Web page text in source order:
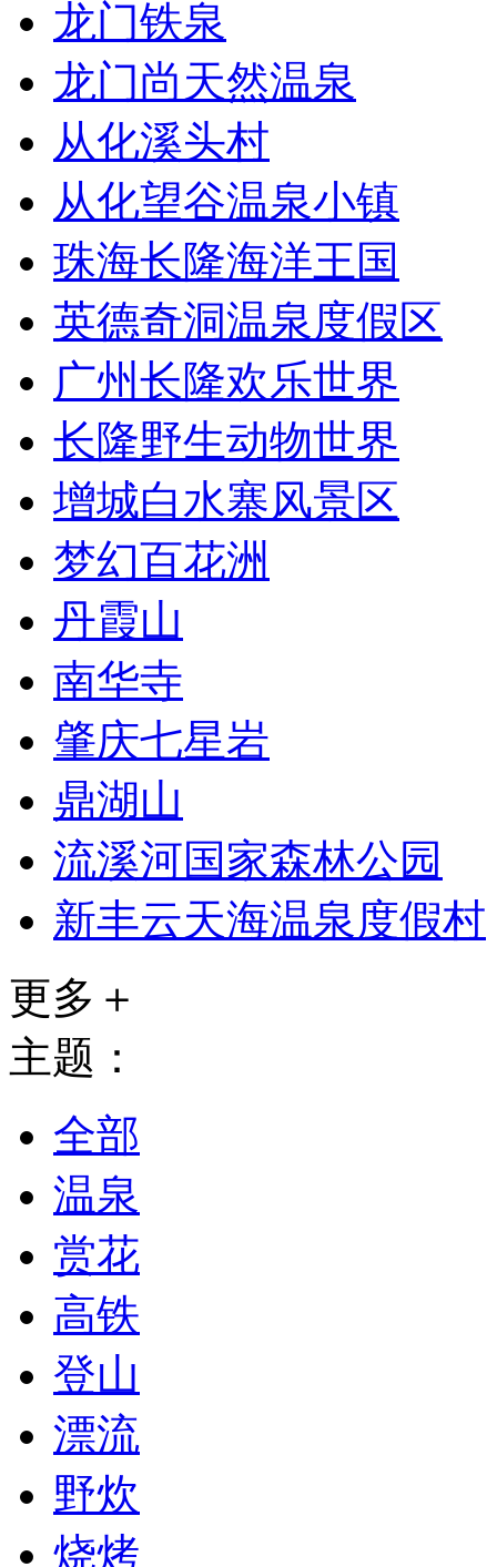
龙门铁泉
龙门尚天然温泉
从化溪头村
从化望谷温泉小镇
珠海长隆海洋王国
英德奇洞温泉度假区
广州长隆欢乐世界
长隆野生动物世界
增城白水寨风景区
梦幻百花洲
丹霞山
南华寺
肇庆七星岩
鼎湖山
流溪河国家森林公园
新丰云天海温泉度假村
更多＋
主题：
全部
温泉
赏花
高铁
登山
漂流
野炊
烧烤